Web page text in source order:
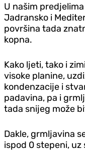
U našim
Jadransko i
površina tada
kopna.
Kako ljeti, tako i
visoke planine,
kondenzacije i
padavina, pa i
tada snijeg može
Dakle, grmljavina
ispod 0 stepeni, uz